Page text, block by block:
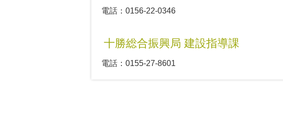
電話：0156-22-0346
十勝総合振興局 建設指導課
電話：0155-27-8601